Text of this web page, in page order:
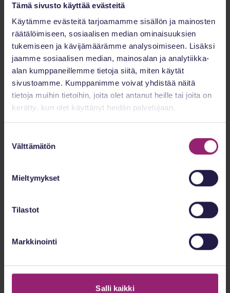
Tämä sivusto käyttää evästeitä
Käytämme evästeitä tarjoamamme sisällön ja mainosten
räätälöimiseen, sosiaalisen median ominaisuuksien
tukemiseen ja kävijämäärämme analysoimiseen. Lisäksi
jaamme sosiaalisen median, mainosalan ja analytiikka-
alan kumppaneillemme tietoja siitä, miten käytät
sivustoamme. Kumppanimme voivat yhdistää näitä
tietoja muihin tietoihin, joita olet antanut heille tai joita on
kerätty, kun olet käyttänyt heidän palvelujaan.
valinta
Välttämätön
Mieltymykset
Tilastot
Markkinointi
Salli kaikki
Minna Engström
Petra Joulio